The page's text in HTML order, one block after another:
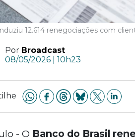
12.614 renegociações com
Por Broadcast
08/05/2026 | 10h23
- O Banco do Brasil